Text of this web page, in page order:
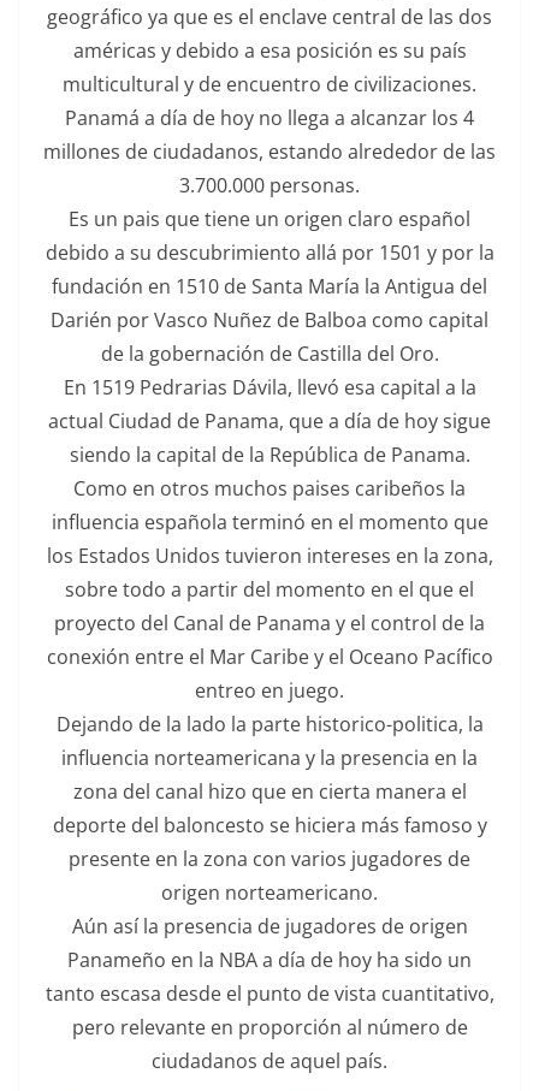
geográfico ya que es el enclave central de las dos
américas y debido a esa posición es su país
multicultural y de encuentro de civilizaciones.
Panamá a día de hoy no llega a alcanzar los 4
millones de ciudadanos, estando alrededor de las
3.700.000 personas.
Es un pais que tiene un origen claro español
debido a su descubrimiento allá por 1501 y por la
fundación en 1510 de Santa María la Antigua del
Darién por Vasco Nuñez de Balboa como capital
de la gobernación de Castilla del Oro.
En 1519 Pedrarias Dávila, llevó esa capital a la
actual Ciudad de Panama, que a día de hoy sigue
siendo la capital de la República de Panama.
Como en otros muchos paises caribeños la
influencia española terminó en el momento que
los Estados Unidos tuvieron intereses en la zona,
sobre todo a partir del momento en el que el
proyecto del Canal de Panama y el control de la
conexión entre el Mar Caribe y el Oceano Pacífico
entreo en juego.
Dejando de la lado la parte historico-politica, la
influencia norteamericana y la presencia en la
zona del canal hizo que en cierta manera el
deporte del baloncesto se hiciera más famoso y
presente en la zona con varios jugadores de
origen norteamericano.
Aún así la presencia de jugadores de origen
Panameño en la NBA a día de hoy ha sido un
tanto escasa desde el punto de vista cuantitativo,
pero relevante en proporción al número de
ciudadanos de aquel país.